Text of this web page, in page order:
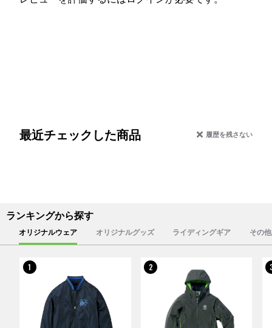
最近チェックした商品 履歴を残さない
ランキングから探す
オリジナルウェア オリジナルグッズ ライディングギア その
1 2